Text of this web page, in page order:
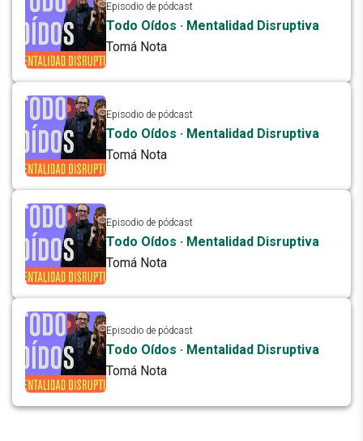
Episodio de pódcast
Todo Oídos · Mentalidad Disruptiva
Tomá Nota
Episodio de pódcast
Todo Oídos · Mentalidad Disruptiva
Tomá Nota
Episodio de pódcast
Todo Oídos · Mentalidad Disruptiva
Tomá Nota
Episodio de pódcast
Todo Oídos · Mentalidad Disruptiva
Tomá Nota